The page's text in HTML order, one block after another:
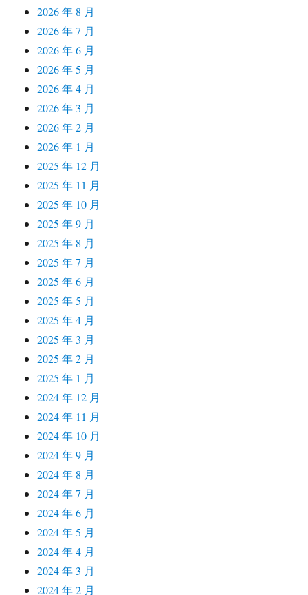
2026 年 8 月
2026 年 7 月
2026 年 6 月
2026 年 5 月
2026 年 4 月
2026 年 3 月
2026 年 2 月
2026 年 1 月
2025 年 12 月
2025 年 11 月
2025 年 10 月
2025 年 9 月
2025 年 8 月
2025 年 7 月
2025 年 6 月
2025 年 5 月
2025 年 4 月
2025 年 3 月
2025 年 2 月
2025 年 1 月
2024 年 12 月
2024 年 11 月
2024 年 10 月
2024 年 9 月
2024 年 8 月
2024 年 7 月
2024 年 6 月
2024 年 5 月
2024 年 4 月
2024 年 3 月
2024 年 2 月